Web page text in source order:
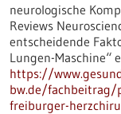
neurologische
Reviews
entscheidende
Lungen-Maschine“
https://
bw.de/fachbeitrag/
freiburger-